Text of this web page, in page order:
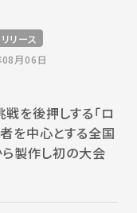
リース
月06日
を後押しする「ロ
を中心とする全国
製作し初の大会